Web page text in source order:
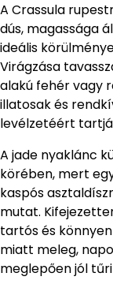
A Crassula
dús, magassága
ideális
Virágzása
alakú fehér vagy
illatosak és
levélzetéért
A jade nyaklánc
körében, mert
kaspós
mutat.
tartós és
miatt meleg,
meglepően jól